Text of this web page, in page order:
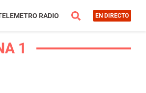
RADIO EN DIRECTO
1